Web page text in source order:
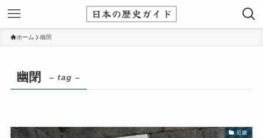
ホーム 幽閉
幽閉 – tag –
近畿